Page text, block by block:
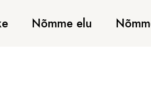
Nõmme elu